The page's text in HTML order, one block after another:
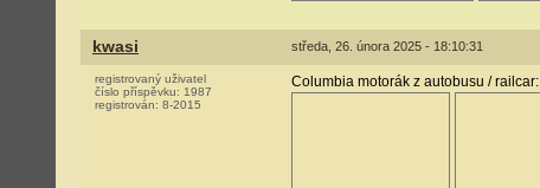
kwasi středa, 26. února 2025 - 18:10:31
registrovaný uživatel
číslo příspěvku: 1987
registrován: 8-2015
Columbia motorák z autobusu / railcar: